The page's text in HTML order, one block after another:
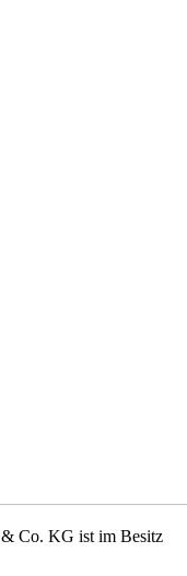
Co. KG ist im Besitz